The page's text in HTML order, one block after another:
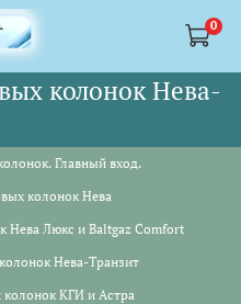
0
колонок Нева-
Главный вход.
колонок Нева
Нева Люкс и Baltgaz Comfort
Нева-Транзит
КГИ и Астра
siteinfo/?site=https://
siteinfo/?site=https://